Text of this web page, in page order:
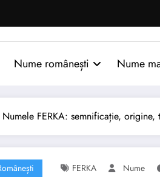
Nume românești Nume
Numele FERKA: semnificație, origine,
FERKA Nume